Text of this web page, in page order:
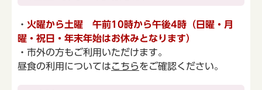
・ 火曜から土曜 午前10時から午後4時（日曜・月
曜・祝日・年末年始はお休みとなります）
・市外の方もご利用いただけます。
昼食の利用についてはこちらをご確認ください。